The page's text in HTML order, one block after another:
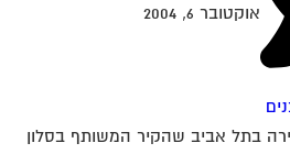
אוקטובר 6, 2004
דירה בתל אביב שהקיר המשותף בסלון